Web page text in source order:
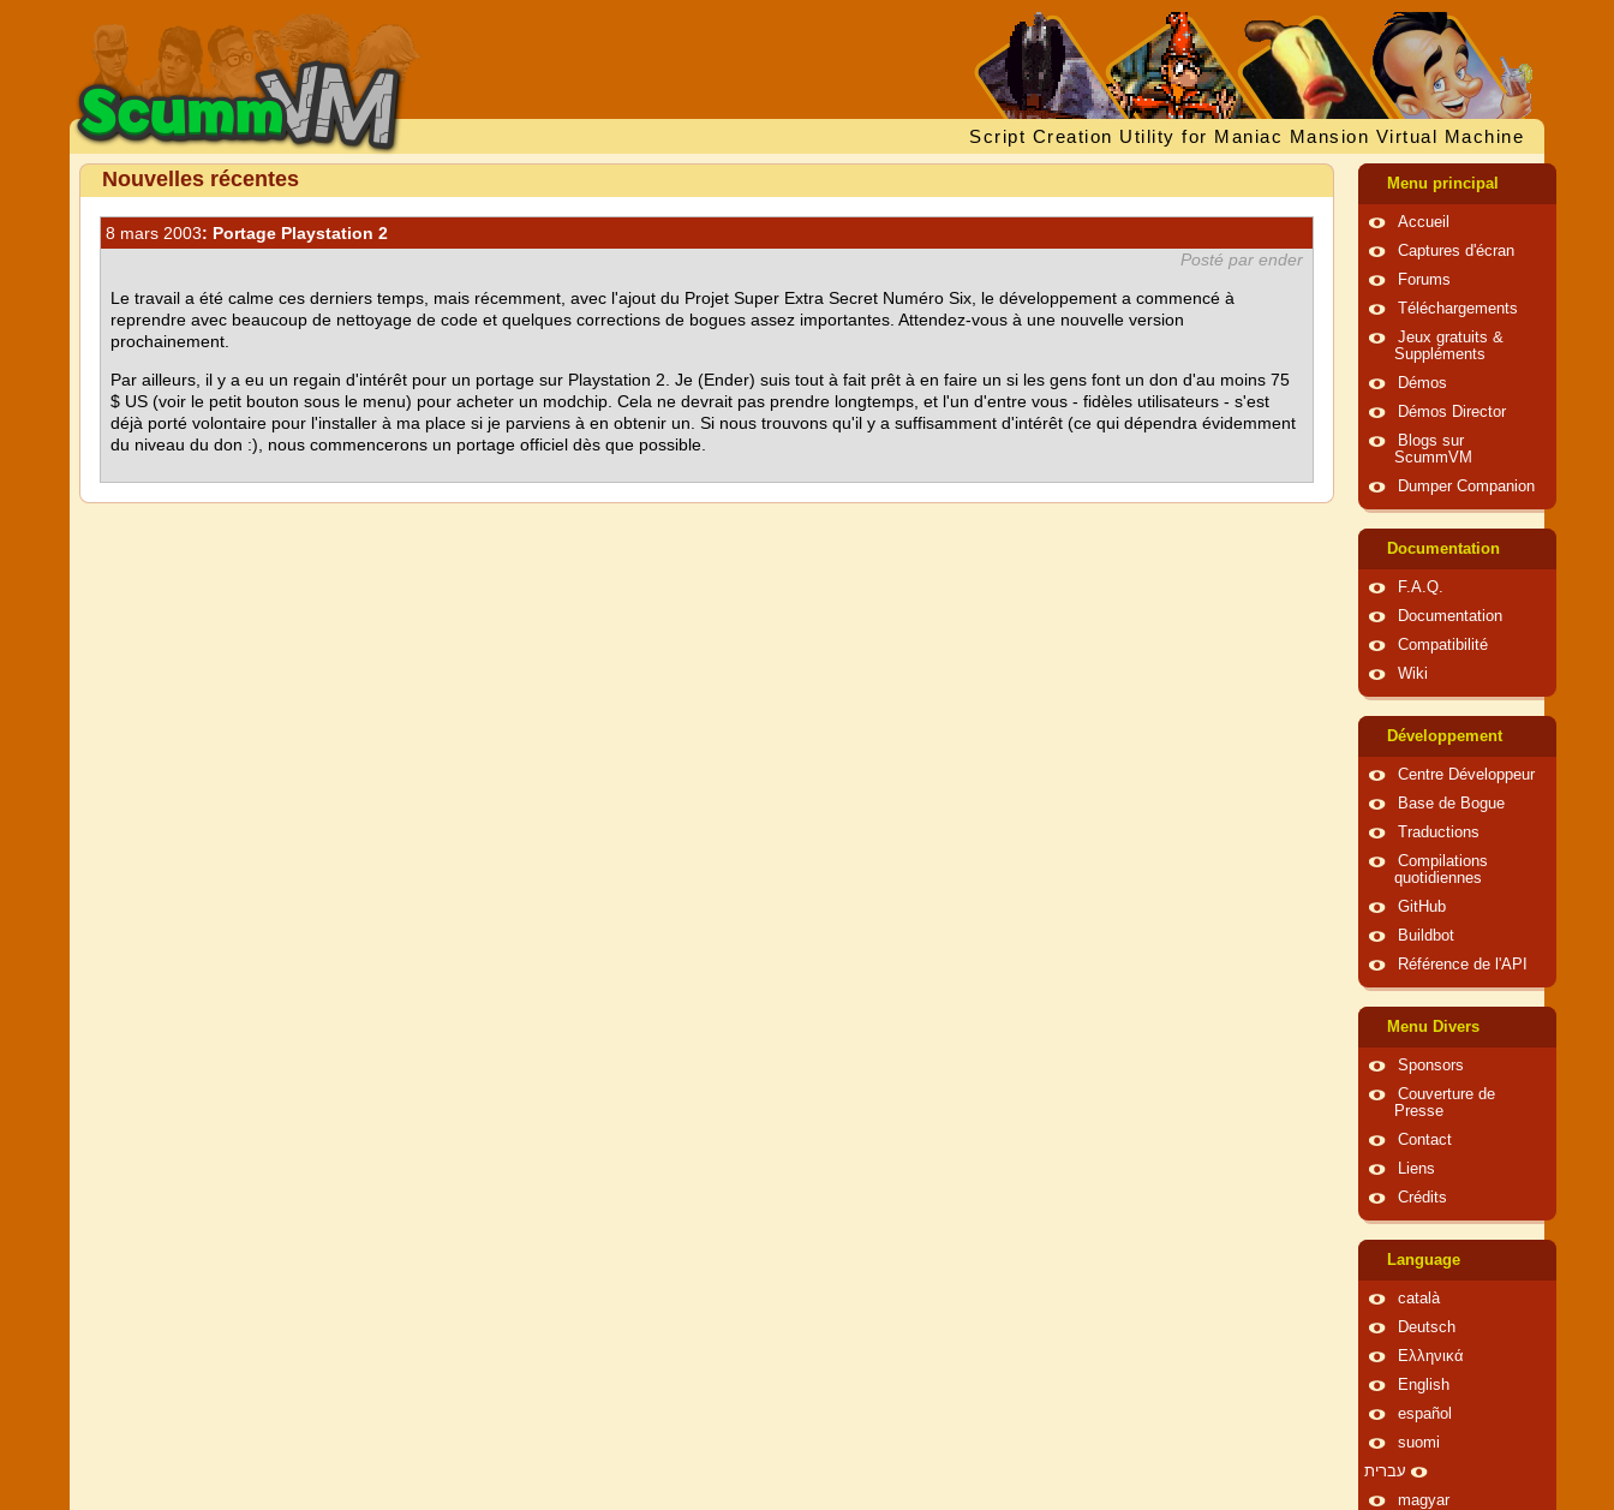
Script Creation Utility for Maniac Mansion Virtual Machine
Nouvelles récentes
8 mars 2003: Portage Playstation 2
Posté par ender
Le travail a été calme ces derniers temps, mais récemment, avec l'ajout du Projet Super Extra Secret Numéro Six, le développement a commencé à
reprendre avec beaucoup de nettoyage de code et quelques corrections de bogues assez importantes. Attendez-vous à une nouvelle version
prochainement.
Par ailleurs, il y a eu un regain d'intérêt pour un portage sur Playstation 2. Je (Ender) suis tout à fait prêt à en faire un si les gens font un don d'au moins 75
$ US (voir le petit bouton sous le menu) pour acheter un modchip. Cela ne devrait pas prendre longtemps, et l'un d'entre vous - fidèles utilisateurs - s'est
déjà porté volontaire pour l'installer à ma place si je parviens à en obtenir un. Si nous trouvons qu'il y a suffisamment d'intérêt (ce qui dépendra évidemment
du niveau du don :), nous commencerons un portage officiel dès que possible.
Menu principal
Accueil
Captures d'écran
Forums
Téléchargements
Jeux gratuits &
Suppléments
Démos
Démos Director
Blogs sur
ScummVM
Dumper Companion
Documentation
F.A.Q.
Documentation
Compatibilité
Wiki
Développement
Centre Développeur
Base de Bogue
Traductions
Compilations
quotidiennes
GitHub
Buildbot
Référence de l'API
Menu Divers
Sponsors
Couverture de
Presse
Contact
Liens
Crédits
Language
català
Deutsch
Ελληνικά
English
español
suomi
עברית
magyar